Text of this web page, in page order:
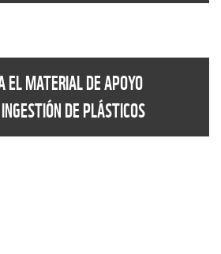
EL MATERIAL DE APOYO
DE PLÁSTICOS